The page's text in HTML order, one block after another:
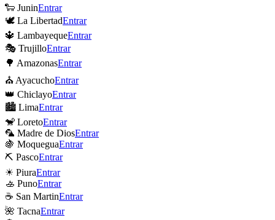
🐑 JuninEntrar
🕊 La LibertadEntrar
🔱 LambayequeEntrar
🎭 TrujilloEntrar
🌳 AmazonasEntrar
⛪ AyacuchoEntrar
👑 ChiclayoEntrar
🏙 LimaEntrar
🐒 LoretoEntrar
🦜 Madre de DiosEntrar
🍇 MoqueguaEntrar
⛏ PascoEntrar
☀ PiuraEntrar
🚣 PunoEntrar
☕ San MartinEntrar
🌺 TacnaEntrar